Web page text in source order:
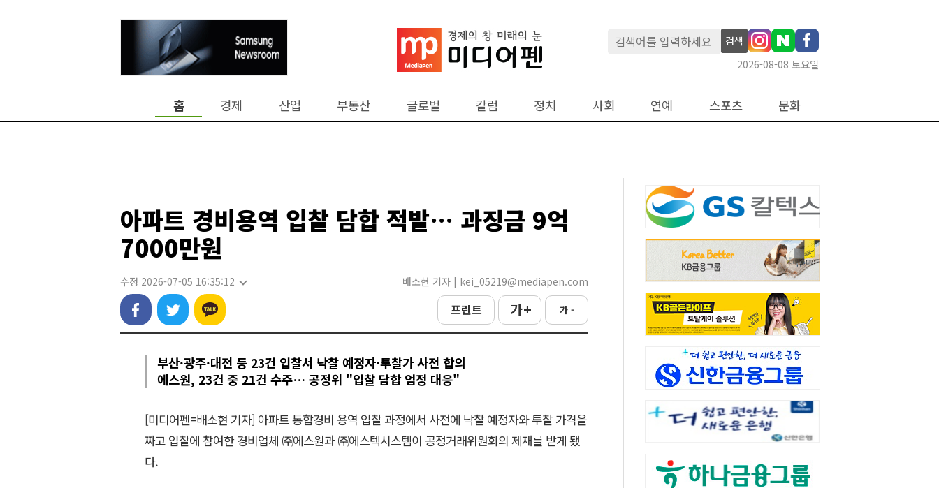
검색
2026-08-08 토요일
홈 경제 산업 부동산 글로벌 칼럼 정치 사회 연예 스포츠 문화
아파트 경비용역 입찰 담합 적발… 과징금 9억
7000만원
수정 2026-07-05 16:35:12 배소현 기자 | kei_05219@mediapen.com
프린트 가 + 가 -
부산·광주·대전 등 23건 입찰서 낙찰 예정자·투찰가 사전 합의
에스원, 23건 중 21건 수주… 공정위 "입찰 담합 엄정 대응"
[미디어펜=배소현 기자] 아파트 통합경비 용역 입찰 과정에서 사전에 낙찰 예정자와 투찰 가격을
짜고 입찰에 참여한 경비업체 ㈜에스원과 ㈜에스텍시스템이 공정거래위원회의 제재를 받게 됐
다.